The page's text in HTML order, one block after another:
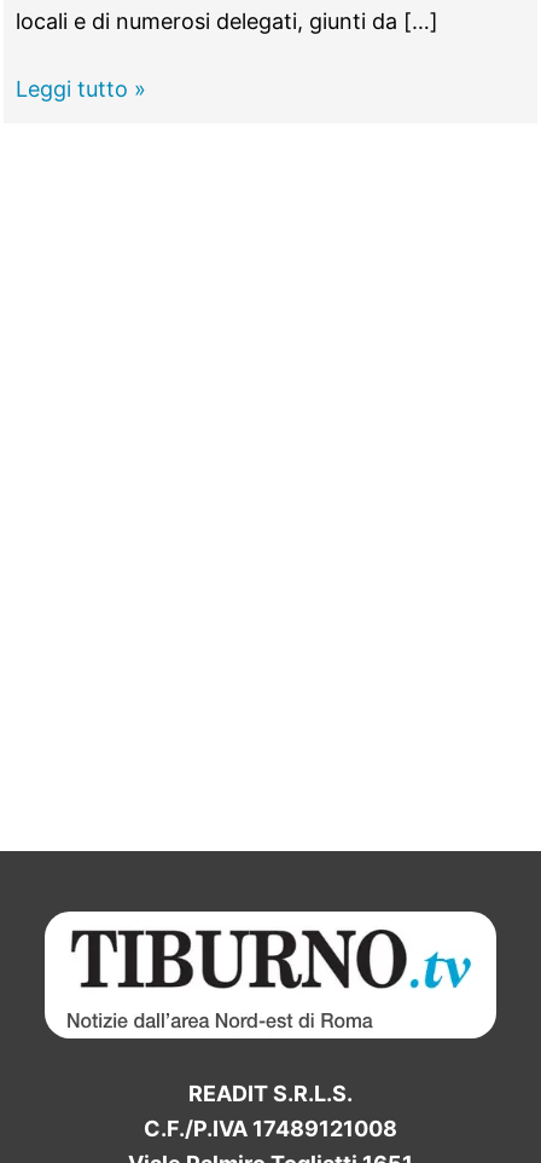
locali e di numerosi delegati, giunti da […]
TIVOLI -
Leggi tutto »
READIT S.R.L.S.
C.F./P.IVA 17489121008